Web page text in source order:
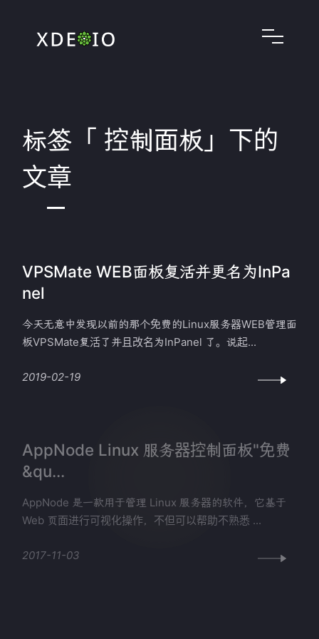
标签「 控制面板」下的
文章
VPSMate WEB面板复活并更名为InPa
nel
今天无意中发现以前的那个免费的Linux服务器WEB管理面
板VPSMate复活了并且改名为InPanel 了。说起...
2019-02-19
AppNode Linux 服务器控制面板"免费
&qu...
AppNode 是一款用于管理 Linux 服务器的软件，它基于
Web 页面进行可视化操作，不但可以帮助不熟悉 ...
2017-11-03